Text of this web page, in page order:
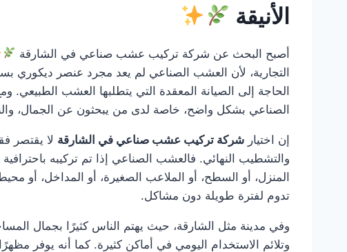
الأنيقة
أصبح البحث عن شركة تركيب عشب صناعي في الشارقة
التجارية، لأن العشب الصناعي لم يعد مجرد عنصر ديكوري
الحاجة إلى الصيانة المعقدة التي يتطلبها العشب الطبيعي.
الصناعي بشكل واضح، خاصة لدى من يبحثون عن الجمال،
إن اختيار شركة تركيب عشب صناعي في الشارقة لا يقتصر
والتشطيب النهائي. فالعشب الصناعي إذا تم تركيبه
المنزل، أو السطح، أو الملاعب الصغيرة، أو المداخل، أو
تدوم لفترة طويلة دون مشاكل.
وفي مدينة مثل الشارقة، حيث يهتم الناس كثيرًا بجمال
وتلائم الاستخدام اليومي في أماكن كثيرة. كما أنه يوفر